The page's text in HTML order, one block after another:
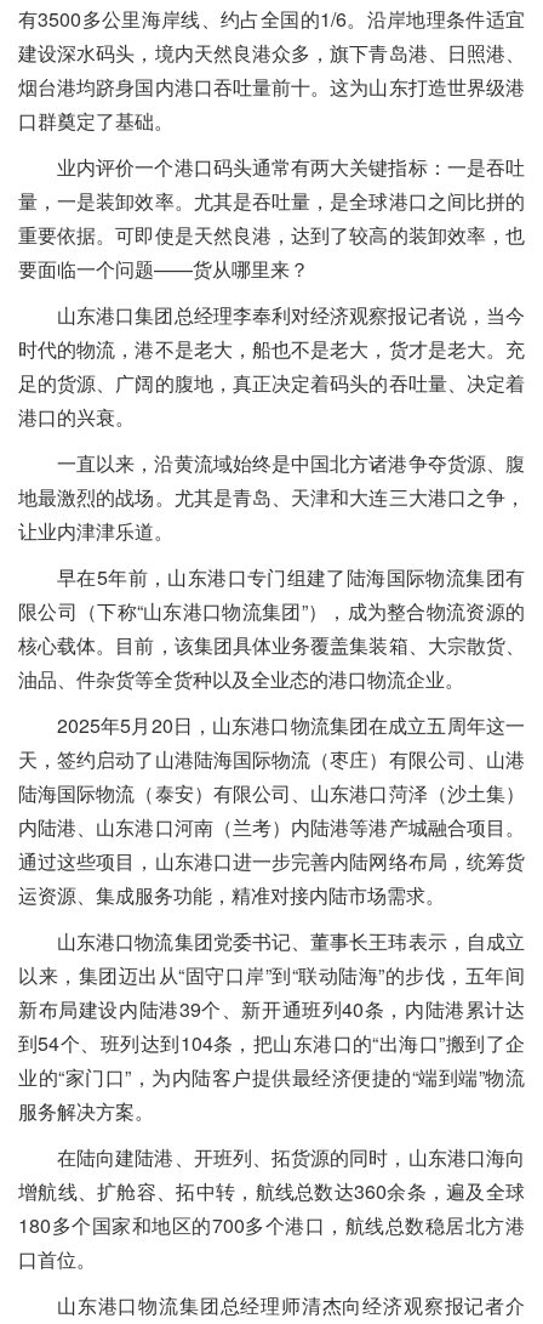
有3500多公里海岸线、约占全国的1/6。沿岸地理条件适宜
建设深水码头，境内天然良港众多，旗下青岛港、日照港、
烟台港均跻身国内港口吞吐量前十。这为山东打造世界级港
口群奠定了基础。
业内评价一个港口码头通常有两大关键指标：一是吞吐
量，一是装卸效率。尤其是吞吐量，是全球港口之间比拼的
重要依据。可即使是天然良港，达到了较高的装卸效率，也
要面临一个问题——货从哪里来？
山东港口集团总经理李奉利对经济观察报记者说，当今
时代的物流，港不是老大，船也不是老大，货才是老大。充
足的货源、广阔的腹地，真正决定着码头的吞吐量、决定着
港口的兴衰。
一直以来，沿黄流域始终是中国北方诸港争夺货源、腹
地最激烈的战场。尤其是青岛、天津和大连三大港口之争，
让业内津津乐道。
早在5年前，山东港口专门组建了陆海国际物流集团有
限公司（下称“山东港口物流集团”），成为整合物流资源的
核心载体。目前，该集团具体业务覆盖集装箱、大宗散货、
油品、件杂货等全货种以及全业态的港口物流企业。
2025年5月20日，山东港口物流集团在成立五周年这一
天，签约启动了山港陆海国际物流（枣庄）有限公司、山港
陆海国际物流（泰安）有限公司、山东港口菏泽（沙土集）
内陆港、山东港口河南（兰考）内陆港等港产城融合项目。
通过这些项目，山东港口进一步完善内陆网络布局，统筹货
运资源、集成服务功能，精准对接内陆市场需求。
山东港口物流集团党委书记、董事长王玮表示，自成立
以来，集团迈出从“固守口岸”到“联动陆海”的步伐，五年间
新布局建设内陆港39个、新开通班列40条，内陆港累计达
到54个、班列达到104条，把山东港口的“出海口”搬到了企
业的“家门口”，为内陆客户提供最经济便捷的“端到端”物流
服务解决方案。
在陆向建陆港、开班列、拓货源的同时，山东港口海向
增航线、扩舱容、拓中转，航线总数达360余条，遍及全球
180多个国家和地区的700多个港口，航线总数稳居北方港
口首位。
山东港口物流集团总经理师清杰向经济观察报记者介